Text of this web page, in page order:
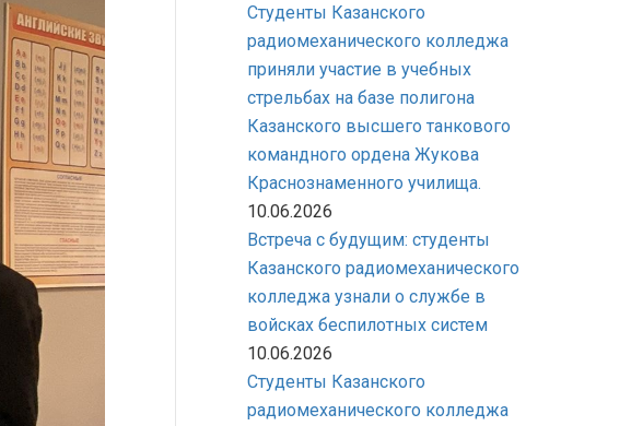
Студенты Казанского
радиомеханического колледжа
приняли участие в учебных
стрельбах на базе полигона
Казанского высшего танкового
командного ордена Жукова
Краснознаменного училища.
10.06.2026
Встреча с будущим: студенты
Казанского радиомеханического
колледжа узнали о службе в
войсках беспилотных систем
10.06.2026
Студенты Казанского
радиомеханического колледжа